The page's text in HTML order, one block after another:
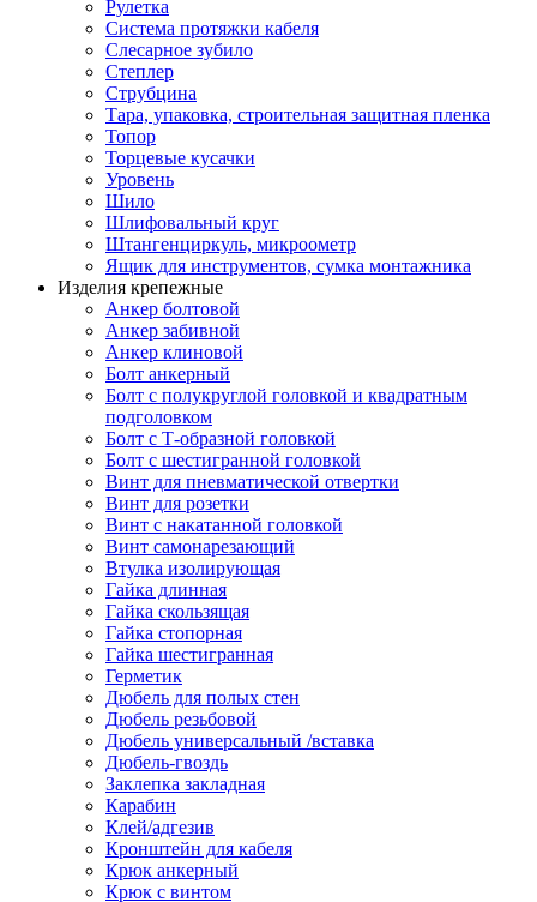
Рулетка
Система протяжки кабеля
Слесарное зубило
Степлер
Струбцина
Тара, упаковка, строительная защитная пленка
Топор
Торцевые кусачки
Уровень
Шило
Шлифовальный круг
Штангенциркуль, микроометр
Ящик для инструментов, сумка монтажника
Изделия крепежные
Анкер болтовой
Анкер забивной
Анкер клиновой
Болт анкерный
Болт с полукруглой головкой и квадратным
подголовком
Болт с Т-образной головкой
Болт с шестигранной головкой
Винт для пневматической отвертки
Винт для розетки
Винт с накатанной головкой
Винт самонарезающий
Втулка изолирующая
Гайка длинная
Гайка скользящая
Гайка стопорная
Гайка шестигранная
Герметик
Дюбель для полых стен
Дюбель резьбовой
Дюбель универсальный /вставка
Дюбель-гвоздь
Заклепка закладная
Карабин
Клей/адгезив
Кронштейн для кабеля
Крюк анкерный
Крюк с винтом